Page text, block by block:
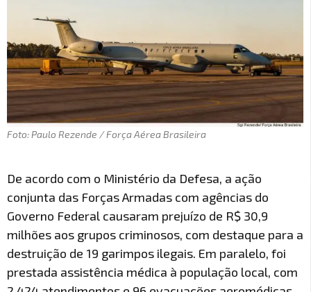
Foto: Paulo Rezende / Força Aérea Brasileira
De acordo com o Ministério da Defesa, a ação
conjunta das Forças Armadas com agências do
Governo Federal causaram prejuízo de R$ 30,9
milhões aos grupos criminosos, com destaque para a
destruição de 19 garimpos ilegais. Em paralelo, foi
prestada assistência médica à população local, com